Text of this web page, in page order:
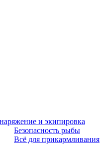
и экипировка
Безопасность рыбы
Всё для прикармливания